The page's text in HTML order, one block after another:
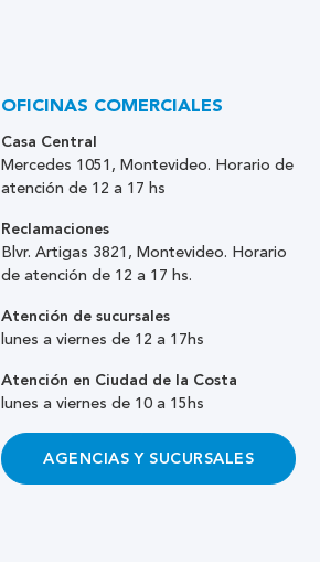
OFICINAS COMERCIALES
Casa Central
Mercedes 1051, Montevideo. Horario de
atención de 12 a 17 hs
Reclamaciones
Blvr. Artigas 3821, Montevideo. Horario
de atención de 12 a 17 hs.
Atención de sucursales
lunes a viernes de 12 a 17hs
Atención en Ciudad de la Costa
lunes a viernes de 10 a 15hs
AGENCIAS Y SUCURSALES